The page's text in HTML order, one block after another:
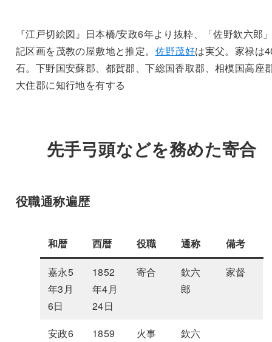
『江戸切絵図』日本橋/安政6年より抜粋、「佐野欽六郎
記区画を茂教の屋敷地と推定。 佐野茂好は実父。家禄は
石。下野国安蘇郡、都賀郡、下総国香取郡、相模国高座
大住郡に知行地を有する
先手弓頭などを務めた寄合
役職通称遍歴
和暦 西暦 役職 通称 備考
嘉永5
年3月
6日
1852
年4月
24日
寄合
欽六
郎
家督
安政6
1859
火事
欽六